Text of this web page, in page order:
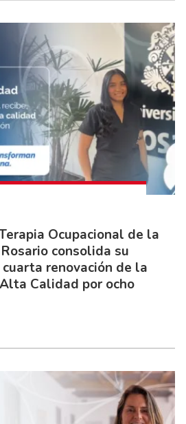
Ocupacional de la
consolida su
renovación de la
Calidad por ocho